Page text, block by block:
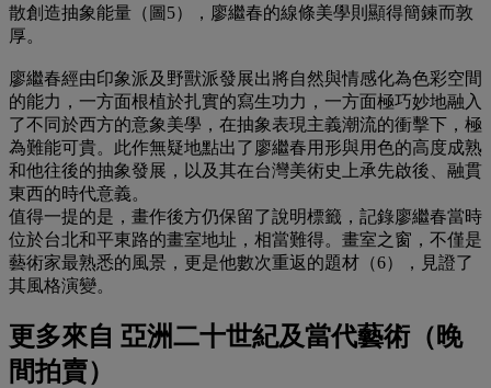
散創造抽象能量（圖5），廖繼春的線條美學則顯得簡鍊而敦
厚。
廖繼春經由印象派及野獸派發展出將自然與情感化為色彩空間
的能力，一方面根植於扎實的寫生功力，一方面極巧妙地融入
了不同於西方的意象美學，在抽象表現主義潮流的衝擊下，極
為難能可貴。此作無疑地點出了廖繼春用形與用色的高度成熟
和他往後的抽象發展，以及其在台灣美術史上承先啟後、融貫
東西的時代意義。
值得一提的是，畫作後方仍保留了說明標籤，記錄廖繼春當時
位於台北和平東路的畫室地址，相當難得。畫室之窗，不僅是
藝術家最熟悉的風景，更是他數次重返的題材（6），見證了
其風格演變。
更多來自 亞洲二十世紀及當代藝術（晚
間拍賣）